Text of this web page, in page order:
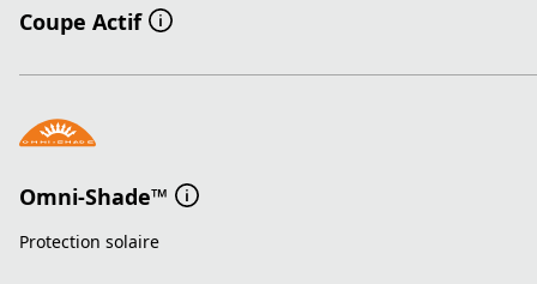
Coupe Actif
Omni-Shade™
Protection solaire